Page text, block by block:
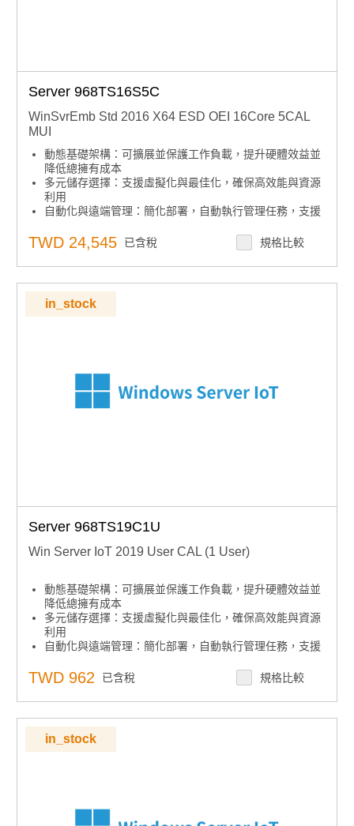
Server 968TS16S5C
WinSvrEmb Std 2016 X64 ESD OEI 16Core 5CAL
MUI
動態基礎架構：可擴展並保護工作負載，提升硬體效益並
降低總擁有成本
多元儲存選擇：支援虛擬化與最佳化，確保高效能與資源
利用
自動化與遠端管理：簡化部署，自動執行管理任務，支援
集中安全控管：內建安全功能，集中管理存取與稽核，協
助設備鎖定
下單須知：嵌入式授權產品不可取消、退貨或退款，下單
前請確認型號
TWD 24,545 已含稅 規格比較
in_stock
Server 968TS19C1U
Win Server IoT 2019 User CAL (1 User)
動態基礎架構：可擴展並保護工作負載，提升硬體效益並
降低總擁有成本
多元儲存選擇：支援虛擬化與最佳化，確保高效能與資源
利用
自動化與遠端管理：簡化部署，自動執行管理任務，支援
集中安全控管：內建安全功能，集中管理存取與稽核，協
下單須知：嵌入式授權產品不可取消、退貨或退款，下單
前請確認型號
TWD 962 已含稅 規格比較
in_stock